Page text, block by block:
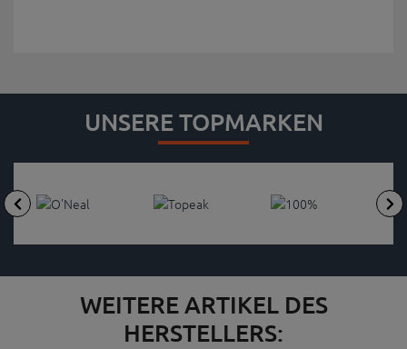
UNSERE TOPMARKEN
WEITERE ARTIKEL DES
HERSTELLERS: